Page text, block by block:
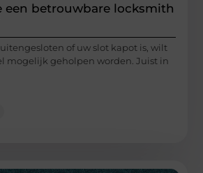
een betrouwbare locksmith
of uw slot kapot is, wilt
mogelijk geholpen worden. Juist in